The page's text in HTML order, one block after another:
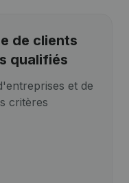
de clients
qualifiés
et de
critères